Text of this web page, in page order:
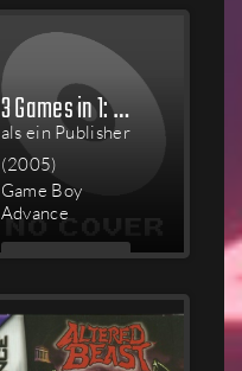
3 Games in 1: Tak and the Power of Juju / SpongeBob SquarePants: SuperSponge / Rugrats: I Gotta Go Party
als ein Publisher
(2005)
Game Boy
Advance
MEHR